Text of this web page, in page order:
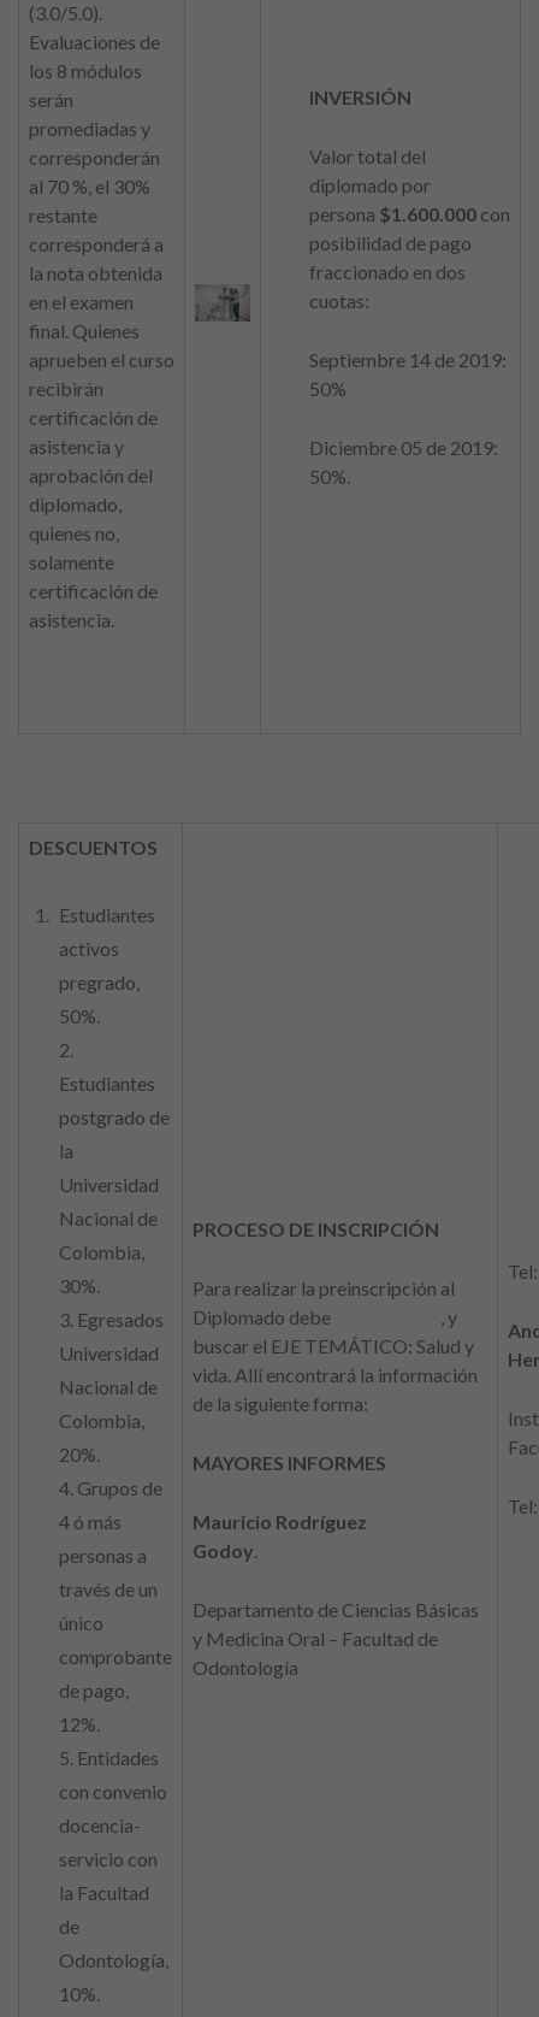
(3.0/5.0).
Evaluaciones de
los 8 módulos
serán
promediadas y
corresponderán
al 70 %, el 30%
restante
corresponderá a
la nota obtenida
en el examen
final. Quienes
aprueben el curso
recibirán
certificación de
asistencia y
aprobación del
diplomado,
quienes no,
solamente
certificación de
asistencia.
INVERSIÓN
Valor total del
diplomado por
persona $1.600.000 con
posibilidad de pago
fraccionado en dos
cuotas:
Septiembre 14 de 2019:
50%
Diciembre 05 de 2019:
50%.
DESCUENTOS
Estudiantes
activos
pregrado,
50%.
2.
Estudiantes
postgrado de
la
Universidad
Nacional de
Colombia,
30%.
3. Egresados
Universidad
Nacional de
Colombia,
20%.
4. Grupos de
4 ó más
personas a
través de un
único
comprobante
de pago,
12%.
5. Entidades
con convenio
docencia-
servicio con
la Facultad
de
Odontología,
10%.
PROCESO DE INSCRIPCIÓN
Para realizar la preinscripción al
Diplomado debe
, y
buscar el EJE TEMÁTICO: Salud y
vida. Allí encontrará la información
de la siguiente forma:
MAYORES INFORMES
Mauricio Rodríguez
Godoy.
Departamento de Ciencias Básicas
y Medicina Oral – Facultad de
Odontología